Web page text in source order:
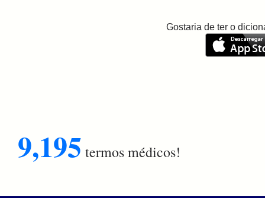
Gostaria de ter o
9,195 termos médicos!